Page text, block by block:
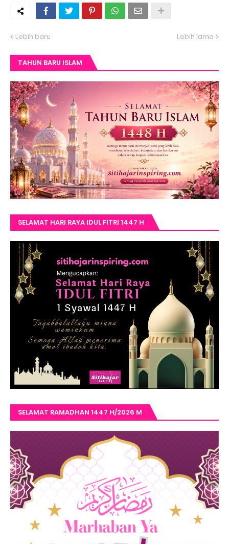
Lebih baru Lebih lama
TAHUN BARU ISLAM
SELAMAT HARI RAYA IDUL FITRI 1447 H
SELAMAT RAMADHAN 1447 H/2026 M